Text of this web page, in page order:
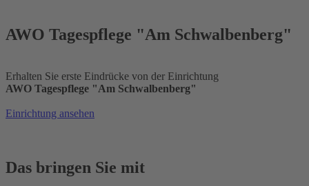
AWO Tagespflege "Am Schwalbenberg"
Erhalten Sie erste Eindrücke von der Einrichtung
AWO Tagespflege "Am Schwalbenberg"
Einrichtung ansehen
Das bringen Sie mit